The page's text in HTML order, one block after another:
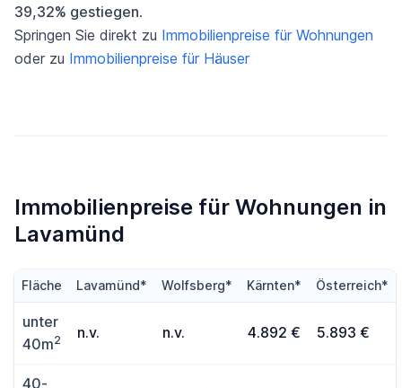
39,32% gestiegen.
Springen Sie direkt zu Immobilienpreise für Wohnungen
oder zu Immobilienpreise für Häuser
Immobilienpreise für Wohnungen in
Lavamünd
Fläche Lavamünd* Wolfsberg* Kärnten* Österreich*
unter
40m2 n.v. n.v. 4.892 € 5.893 €
40-